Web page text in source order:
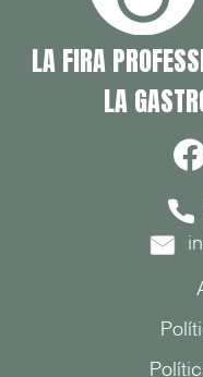
LA FIRA
LA